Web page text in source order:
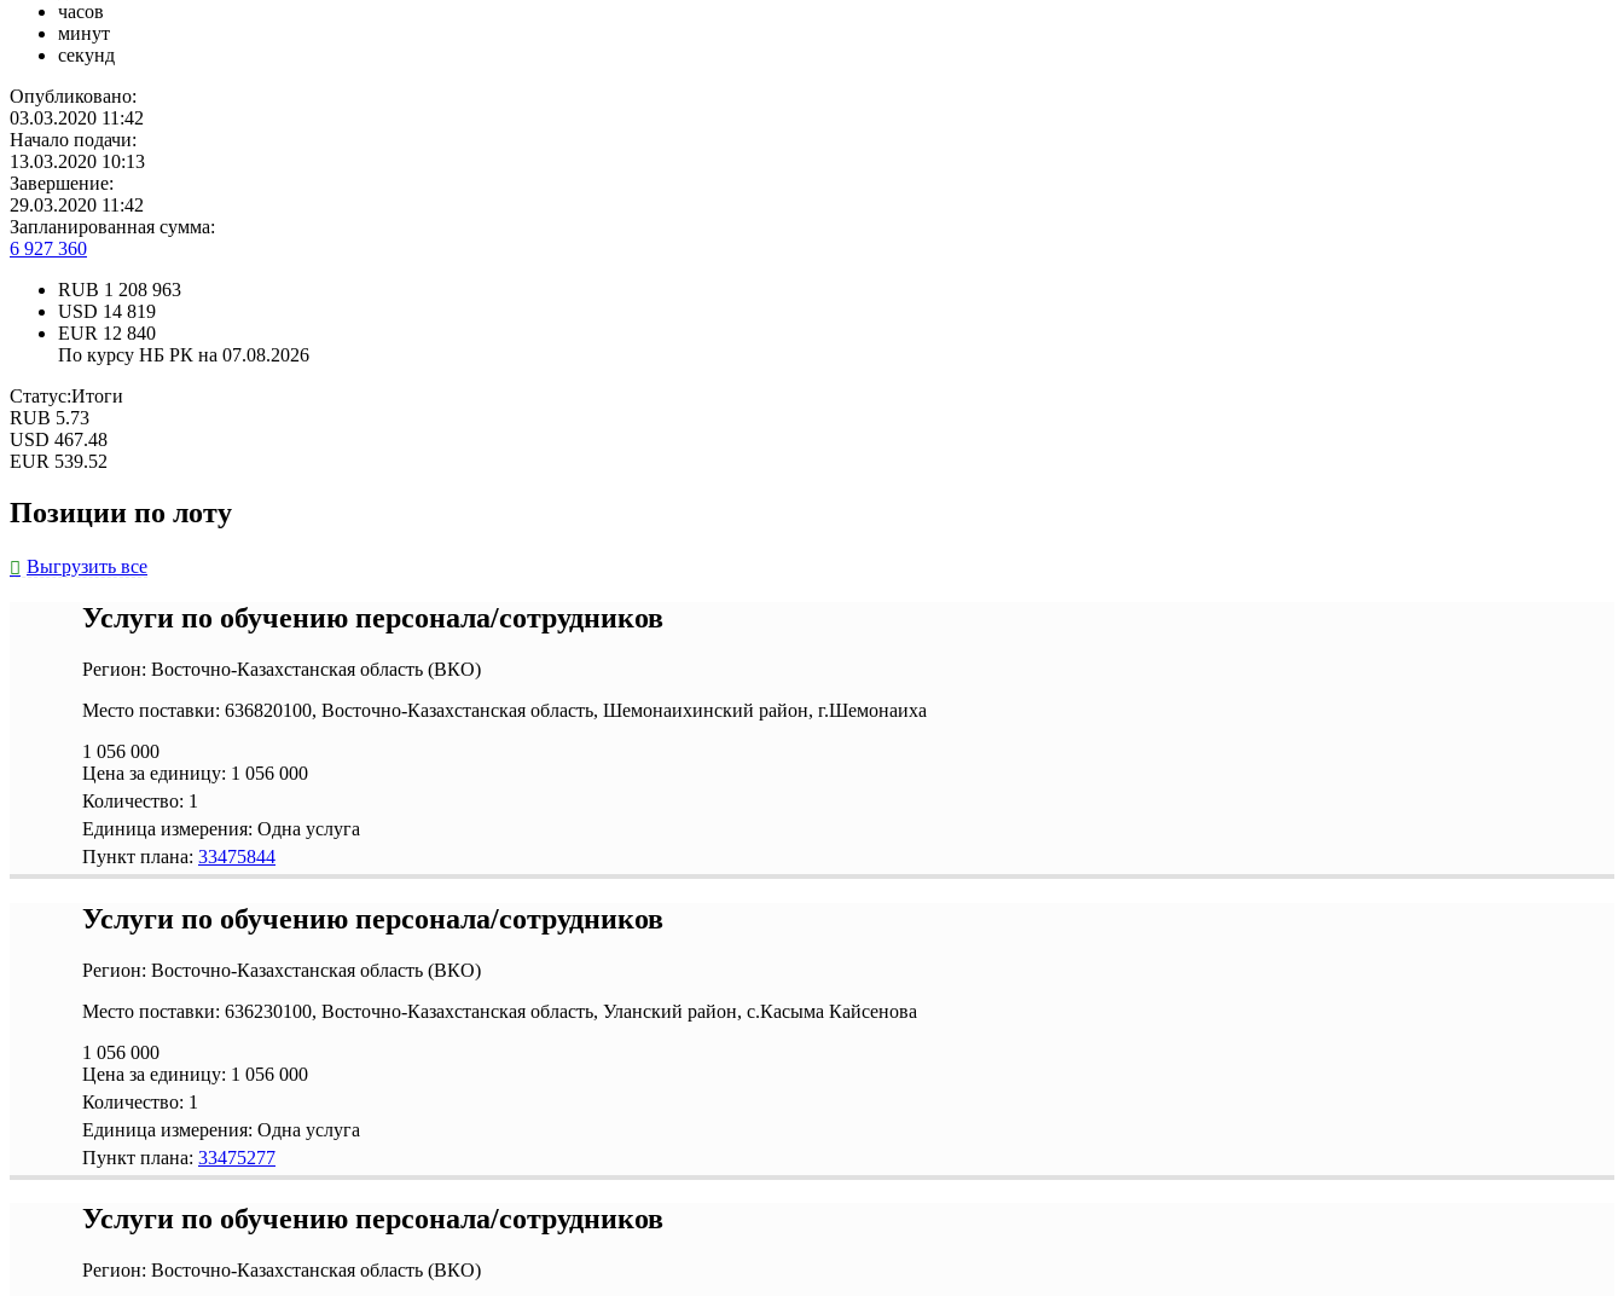
часов
минут
секунд
Опубликовано:
03.03.2020 11:42
Начало подачи:
13.03.2020 10:13
Завершение:
29.03.2020 11:42
Запланированная сумма:
6 927 360
RUB 1 208 963
USD 14 819
EUR 12 840
По курсу НБ РК на 07.08.2026
Статус:Итоги
RUB 5.73
USD 467.48
EUR 539.52
Позиции по лоту
Выгрузить все
Услуги по обучению персонала/сотрудников
Регион: Восточно-Казахстанская область (ВКО)
Место поставки: 636820100, Восточно-Казахстанская область, Шемонаихинский район, г.Шемонаиха
1 056 000
Цена за единицу: 1 056 000
Количество: 1
Единица измерения: Одна услуга
Пункт плана: 33475844
Услуги по обучению персонала/сотрудников
Регион: Восточно-Казахстанская область (ВКО)
Место поставки: 636230100, Восточно-Казахстанская область, Уланский район, с.Касыма Кайсенова
1 056 000
Цена за единицу: 1 056 000
Количество: 1
Единица измерения: Одна услуга
Пункт плана: 33475277
Услуги по обучению персонала/сотрудников
Регион: Восточно-Казахстанская область (ВКО)